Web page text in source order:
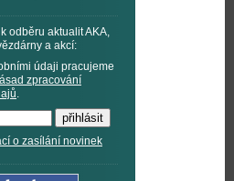
odběru aktualit AKA,
a akcí:
údaji pracujeme
zpracování
.
o zasílání novinek